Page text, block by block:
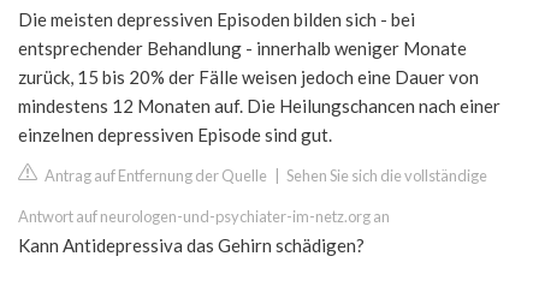
Die meisten depressiven Episoden bilden sich - bei
entsprechender Behandlung - innerhalb weniger Monate
zurück, 15 bis 20% der Fälle weisen jedoch eine Dauer von
mindestens 12 Monaten auf. Die Heilungschancen nach einer
einzelnen depressiven Episode sind gut.
Antrag auf Entfernung der Quelle Sehen Sie sich die vollständige
Antwort auf neurologen-und-psychiater-im-netz.org an
Kann Antidepressiva das Gehirn schädigen?